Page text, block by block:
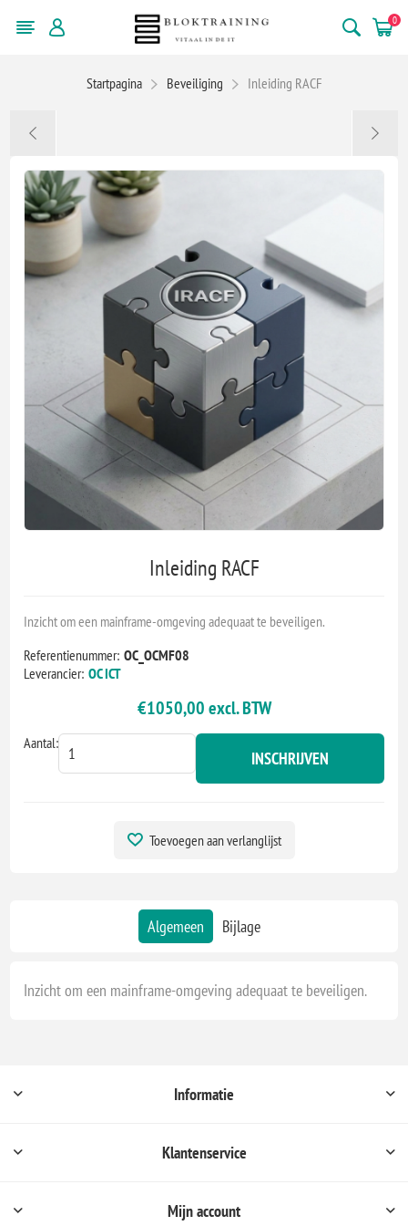
0
Startpagina Beveiliging Inleiding RACF
Inleiding RACF
Inzicht om een mainframe-omgeving adequaat te beveiligen.
Referentienummer: OC_OCMF08
Leverancier: OC ICT
€1050,00 excl. BTW
Aantal:
INSCHRIJVEN
Toevoegen aan verlanglijst
Algemeen Bijlage
Inzicht om een mainframe-omgeving adequaat te beveiligen.
Informatie
Klantenservice
Mijn account